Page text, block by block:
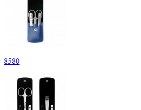
8580